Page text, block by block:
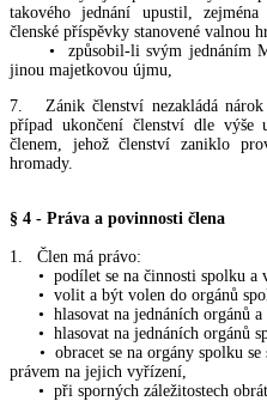
takového jednání upustil,
členské příspěvky stanovené valnou
• způsobil-li svým jednáním
jinou majetkovou újmu,
7. Zánik členství nezakládá nárok
případ ukončení členství dle výše
členem, jehož členství zaniklo
hromady.
§ 4 - Práva a povinnosti člena
1. Člen má právo:
• podílet se na činnosti spolku a
• volit a být volen do orgánů
• hlasovat na jednáních orgánů a
• hlasovat na jednáních orgánů
• obracet se na orgány spolku se
právem na jejich vyřízení,
• při sporných záležitostech